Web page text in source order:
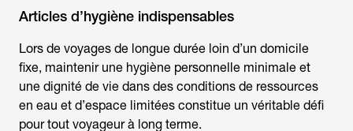
Articles d’hygiène indispensables
Lors de voyages de longue durée loin d’un domicile
fixe, maintenir une hygiène personnelle minimale et
une dignité de vie dans des conditions de ressources
en eau et d’espace limitées constitue un véritable défi
pour tout voyageur à long terme.